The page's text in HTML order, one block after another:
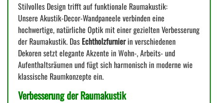
Stilvolles Design trifft auf funktionale Raumakustik:
Unsere Akustik-Decor-Wandpaneele verbinden eine
hochwertige, natürliche Optik mit einer gezielten Verbesserung
der Raumakustik. Das Echtholzfurnierin verschiedenen
Dekoren setzt elegante Akzente in Wohn-, Arbeits- und
Aufenthaltsräumen und fügt sich harmonisch in moderne wie
klassische Raumkonzepte ein.
Verbesserung der Raumakustik